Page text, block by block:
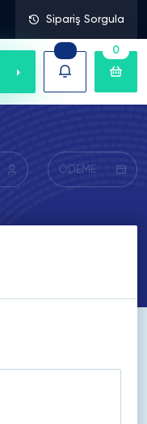
Sipariş Sorgula
0
ÖDEME